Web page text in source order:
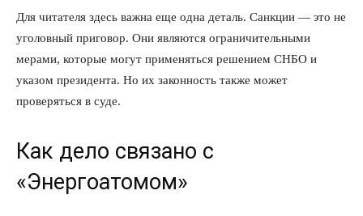
Для читателя здесь важна еще одна деталь. Санкции — это не
уголовный приговор. Они являются ограничительными
мерами, которые могут применяться решением СНБО и
указом президента. Но их законность также может
проверяться в суде.
Как дело связано с
«Энергоатомом»